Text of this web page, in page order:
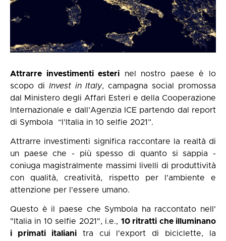
Attrarre investimenti esteri nel nostro paese è lo
scopo di Invest in Italy, campagna social promossa
dal Ministero degli Affari Esteri e della Cooperazione
Internazionale e dall’Agenzia ICE partendo dal report
di Symbola “l’Italia in 10 selfie 2021”.
Attrarre investimenti significa raccontare la realtà di
un paese che - più spesso di quanto si sappia -
coniuga magistralmente massimi livelli di produttività
con qualità, creatività, rispetto per l'ambiente e
attenzione per l'essere umano.
Questo è il paese che Symbola ha raccontato nell'
"Italia in 10 selfie 2021", i.e., 10 ritratti che illuminano
i primati italianitra cui l'export di biciclette, la